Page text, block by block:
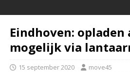
Eindhoven: opladen
mogelijk via
15 september 2020 move45